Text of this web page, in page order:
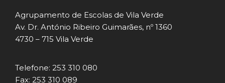
Agrupamento de Escolas de Vila Verde
Av. Dr. António Ribeiro Guimarães, nº 1360
4730 – 715 Vila Verde
Telefone: 253 310 080
Fax: 253 310 089